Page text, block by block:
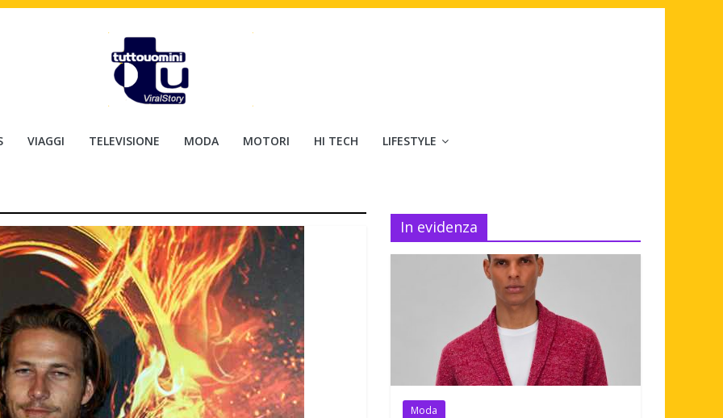
VIAGGI TELEVISIONE MODA MOTORI HI TECH LIFESTYLE
In evidenza
Moda